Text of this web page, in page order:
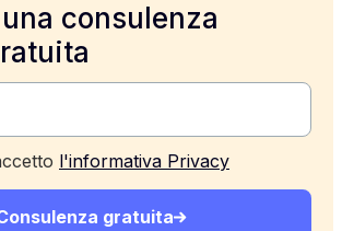
consulenza
l'informativa Privacy
gratuita